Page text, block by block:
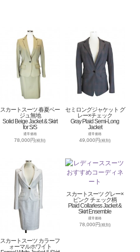
スカートスーツ 春夏ベー
ジュ無地
Solid Beige Jacket & Skirt
for S/S
通常価格
78,000円(税別)
セミロングジャケット グ
レー×チェック
Gray Plaid Semi-Long
Jacket
通常価格
49,000円(税別)
スカートスーツ カラーフ
ォーマルホワイト
スカートスーツ グレー×
ピンク チェック柄
Plaid Collarless Jacket &
Skirt Ensemble
通常価格
78,000円(税別)